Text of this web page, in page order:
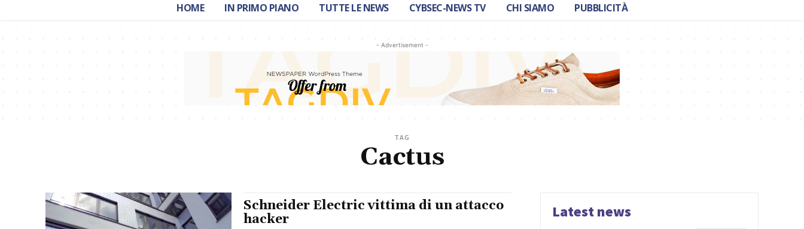
HOME IN PRIMO PIANO TUTTE LE NEWS CYBSEC-NEWS TV CHI SIAMO PUBBLICITÀ
- Advertisement -
TAG
Cactus
Schneider Electric vittima di un attacco
hacker
Latest news